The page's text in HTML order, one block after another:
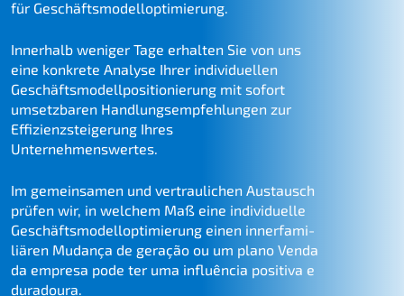
für Geschäftsmodelloptimierung.
Inner­halb weniger Tage erhal­ten Sie von uns
eine konkre­te Analy­se Ihrer indivi­du­el­len
Geschäfts­mo­dell­po­si­tio­nie­rung mit sofort
umsetz­ba­ren Handlungs­emp­feh­lun­gen zur
Effizi­enz­stei­ge­rung Ihres
Unternehmenswertes.
Im gemein­sa­men und vertrau­li­chen Austausch
prüfen wir, in welchem Maß eine indivi­du­el­le
Geschäfts­mo­dell­op­ti­mie­rung einen inner­fa­mi­
liä­ren Mudan­ça de geração ou um plano Venda
da empre­sa pode ter uma influên­cia positi­va e
duradoura.